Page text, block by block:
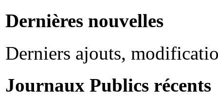
Dernières nouvelles
Derniers ajouts,
Journaux Publics récents